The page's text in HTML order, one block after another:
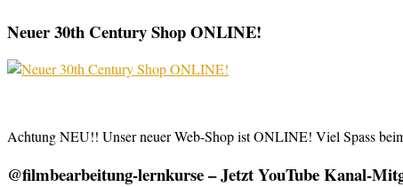
Neuer 30th Century Shop ONLINE!
Achtung NEU!! Unser neuer Web-Shop ist ONLINE! Viel Spass
@filmbearbeitung-lernkurse – Jetzt YouTube Kanal-